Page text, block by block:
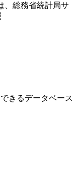
、総務省統計局サ
きるデータベース